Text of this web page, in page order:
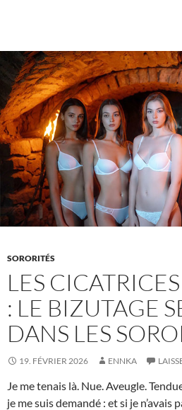
littérature
:
des
origines
à
nos
jours
SORORITÉS
LES
: LE BIZUTAGE
DANS LES
19. FÉVRIER 2026 ENNKA
Je me tenais là. Nue. Aveugle.
je me suis demandé : et si je n’avais